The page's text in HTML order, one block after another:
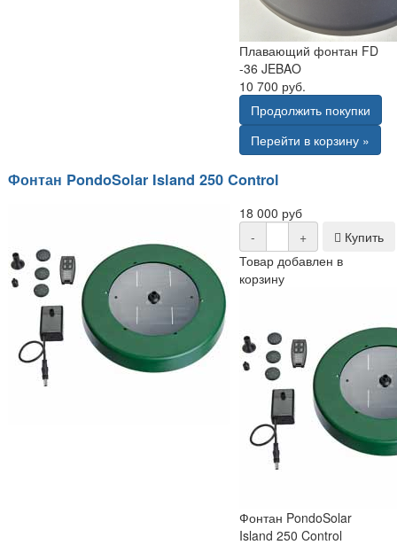
Плавающий фонтан FD
-36 JEBAO
10 700 руб.
Продолжить покупки
Перейти в корзину »
Фонтан PondoSolar Island 250 Control
18 000 руб
-
+
Купить
Товар добавлен в
корзину
Фонтан PondoSolar
Island 250 Control